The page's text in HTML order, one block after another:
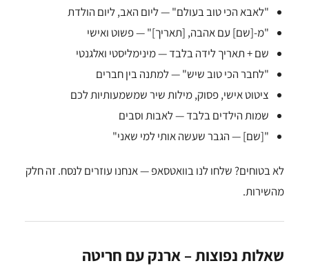
"לאבא הכי טוב בעולם" — ליום האב, ליום הולדת
"מ-[שם] עם אהבה, [תאריך]" — פשוט ואישי
שם + תאריך לידה בלבד — מינימליסטי ואלגנטי
"לחבר הכי טוב שיש" — למתנה בין חברים
ציטוט אישי, פסוק, מילות שיר שמשמעותיות לכם
שמות הילדים בלבד — לאבות וסבים
"[שם] — הגבר שעשה אותי למי שאני"
לא בטוחים? שלחו לנו בוואטסאפ — אנחנו עוזרים לנסח. זה חלק
מהשירות.
שאלות נפוצות – ארנק עם חריטה